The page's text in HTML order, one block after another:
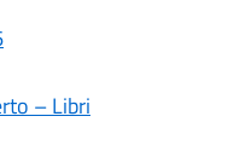
– Libri